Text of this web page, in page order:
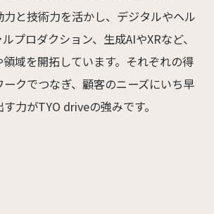
と技術力を活かし、デジタルやヘル
プロダクション、生成AIやXRなど、
域を開拓しています。それぞれの得
クでつなぎ、顧客のニーズにいち早
力がTYO driveの強みです。